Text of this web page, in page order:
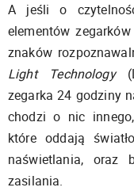
A jeśli o
elementów
znaków
Light Technology
zegarka 24 godziny
chodzi o nic
które oddają
naświetlania, oraz
zasilania.